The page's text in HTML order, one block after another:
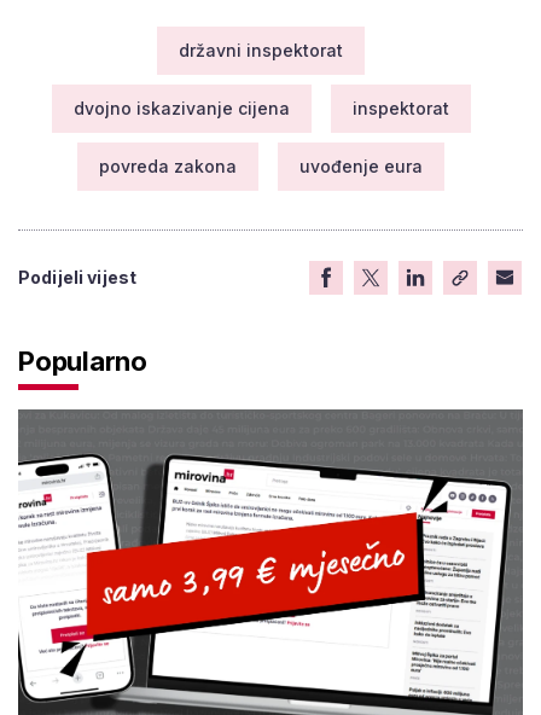
državni inspektorat
dvojno iskazivanje cijena inspektorat
povreda zakona uvođenje eura
Podijeli vijest
Popularno